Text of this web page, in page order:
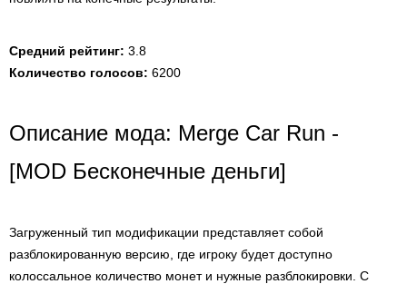
Средний рейтинг: 3.8
Количество голосов: 6200
Описание мода: Merge Car Run -
[MOD Бесконечные деньги]
Загруженный тип модификации представляет собой
разблокированную версию, где игроку будет доступно
колоссальное количество монет и нужные разблокировки. С